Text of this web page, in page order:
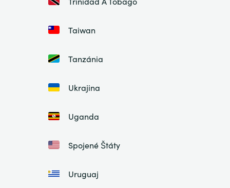
Taiwan
Tanzánia
Ukrajina
Uganda
Spojené Štáty
Uruguaj